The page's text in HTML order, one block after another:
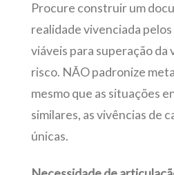
Procure construir um
realidade vivenciada
viáveis para superação da
risco. NÃO padronize
mesmo que as situações
similares, as vivências de
únicas.